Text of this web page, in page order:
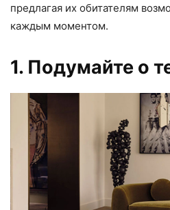
предлагая их обитателям
каждым моментом.
1. Подумайте о